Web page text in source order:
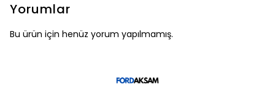
Yorumlar
Bu ürün için henüz yorum yapılmamış.